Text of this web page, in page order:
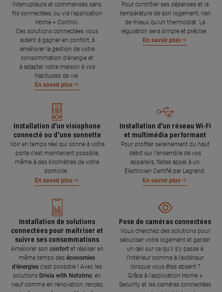
interrupteurs et commandes sans
fils connectées, ou via l'application
Home + Control.
Ces solutions connectées vous
aident à gagner en confort, à
améliorer la gestion de votre
consommation d’énergie et
à adapter votre maison à vos
habitudes de vie.
En savoir plus
Pour contrôler ses dépenses et la
température de son logement, rien
de mieux qu’un thermostat. La
régulation sera simple et précise.
En savoir plus
Installation d’un visiophone
connecté ou d'une sonnette
Voir en temps réel qui sonne à votre
porte c’est maintenant possible,
même à des kilomètres de votre
domicile.
En savoir plus
Installation d’un réseau Wi-Fi
et multimédia performant
Pour profiter sereinement du haut
débit sur l’ensemble de vos
appareils, faites appel à un
Electricien Certifié par Legrand.
En savoir plus
Installation de solutions
connectées pour maîtriser et
suivre ses consommations
Améliorer son confort et réaliser en
même temps des économies
d’énergies c’est possible ! Avec les
solutions Drivia with Netatmo , en
neuf comme en rénovation, rendez
Pose de caméras connectées
Vous cherchez des solutions pour
sécuriser votre logement et garder
un œil sur ce qu’il s’y passe à
l’intérieur comme à l’extérieur
lorsque vous êtes absent ?
Grâce à l'application Home +
Security et les caméras connectées